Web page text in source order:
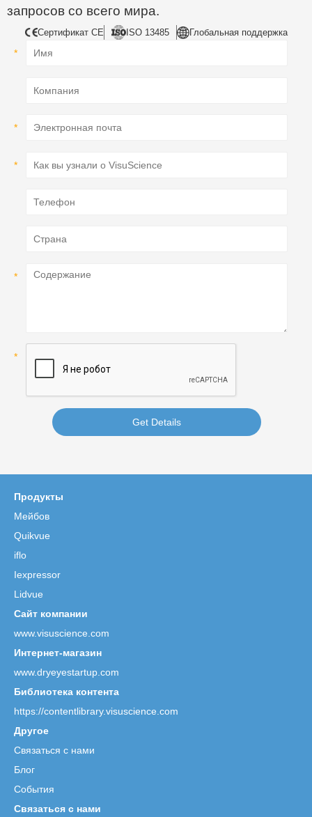
запросов со всего мира.
Сертификат CE ISO 13485 Глобальная поддержка
Get Details
Продукты
Мейбов
Quikvue
iflo
Iexpressor
Lidvue
Сайт компании
www.visuscience.com
Интернет-магазин
www.dryeyestartup.com
Библиотека контента
https://contentlibrary.visuscience.com
Другое
Связаться с нами
Блог
События
Связаться с нами